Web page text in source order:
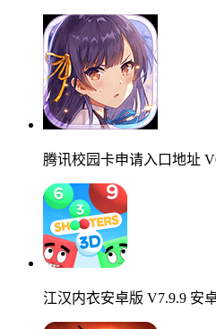
腾讯校园卡申请入口地址
江汉内衣安卓版 V7.9.9 安